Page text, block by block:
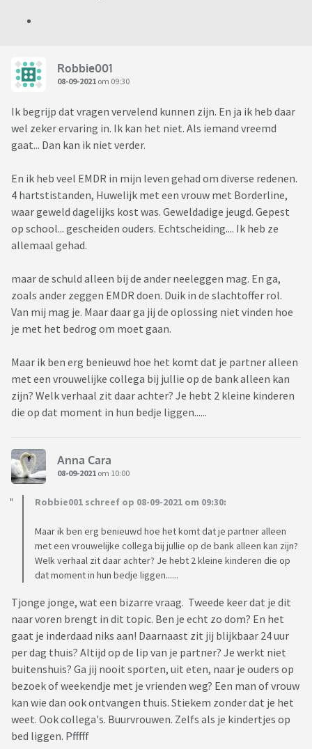
Robbie001
08-09-2021 om 09:30
Ik begrijp dat vragen vervelend kunnen zijn. En ja ik heb daar
wel zeker ervaring in. Ik kan het niet. Als iemand vreemd
gaat... Dan kan ik niet verder.
En ik heb veel EMDR in mijn leven gehad om diverse redenen.
4 hartstistanden, Huwelijk met een vrouw met Borderline,
waar geweld dagelijks kost was. Geweldadige jeugd. Gepest
op school... gescheiden ouders. Echtscheiding.... Ik heb ze
allemaal gehad.
maar de schuld alleen bij de ander neeleggen mag. En ga,
zoals ander zeggen EMDR doen. Duik in de slachtoffer rol.
Van mij mag je. Maar daar ga jij de oplossing niet vinden hoe
je met het bedrog om moet gaan.
Maar ik ben erg benieuwd hoe het komt dat je partner alleen
met een vrouwelijke collega bij jullie op de bank alleen kan
zijn? Welk verhaal zit daar achter? Je hebt 2 kleine kinderen
die op dat moment in hun bedje liggen......
Anna Cara
08-09-2021 om 10:00
Robbie001 schreef op 08-09-2021 om 09:30:
Maar ik ben erg benieuwd hoe het komt dat je partner alleen
met een vrouwelijke collega bij jullie op de bank alleen kan zijn?
Welk verhaal zit daar achter? Je hebt 2 kleine kinderen die op
dat moment in hun bedje liggen......
Tjonge jonge, wat een bizarre vraag. Tweede keer dat je dit
naar voren brengt in dit topic. Ben je echt zo dom? En het
gaat je inderdaad niks aan! Daarnaast zit jij blijkbaar 24 uur
per dag thuis? Altijd op de lip van je partner? Je werkt niet
buitenshuis? Ga jij nooit sporten, uit eten, naar je ouders op
bezoek of weekendje met je vrienden weg? Een man of vrouw
kan wie dan ook ontvangen thuis. Stiekem zonder dat je het
weet. Ook collega's. Buurvrouwen. Zelfs als je kindertjes op
bed liggen. Pfffff